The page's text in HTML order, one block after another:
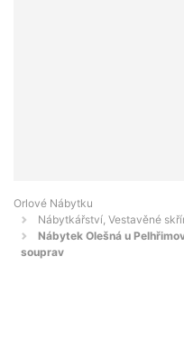
Orlové Nábytku
Nábytkářství, Vestavěné
Nábytek Olešná u
souprav